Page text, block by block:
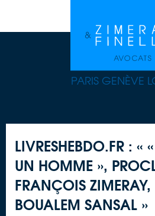
PARIS GENÈVE
LIVRESHEBDO.FR : «
UN HOMME »,
FRANÇOIS ZIMERAY,
BOUALEM SANSAL »